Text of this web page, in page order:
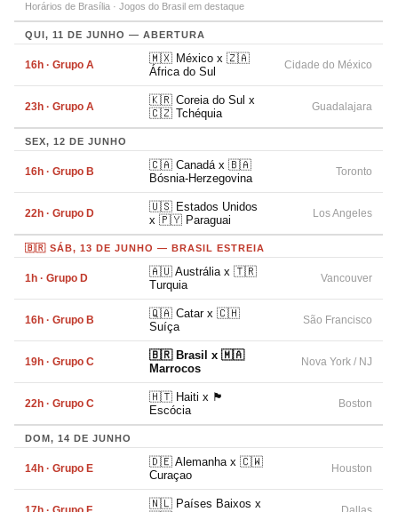
Horários de Brasília · Jogos do Brasil em destaque
QUI, 11 DE JUNHO — ABERTURA
16h · Grupo A
🇲🇽 México x 🇿🇦
África do Sul
Cidade do México
23h · Grupo A
🇰🇷 Coreia do Sul x
🇨🇿 Tchéquia
Guadalajara
SEX, 12 DE JUNHO
16h · Grupo B
🇨🇦 Canadá x 🇧🇦
Bósnia-Herzegovina
Toronto
22h · Grupo D
🇺🇸 Estados Unidos
x 🇵🇾 Paraguai
Los Angeles
🇧🇷 SÁB, 13 DE JUNHO — BRASIL ESTREIA
1h · Grupo D
🇦🇺 Austrália x 🇹🇷
Turquia
Vancouver
16h · Grupo B
🇶🇦 Catar x 🇨🇭
Suíça
São Francisco
19h · Grupo C
🇧🇷 Brasil x 🇲🇦
Marrocos
Nova York / NJ
22h · Grupo C
🇭🇹 Haiti x 🏴󠁧󠁢󠁳󠁣󠁴󠁿
Escócia
Boston
DOM, 14 DE JUNHO
14h · Grupo E
🇩🇪 Alemanha x 🇨🇼
Curaçao
Houston
🇳🇱 Países Baixos x